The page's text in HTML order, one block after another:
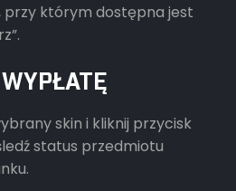
przy którym dostępna jest
skin i kliknij przycisk
status przedmiotu